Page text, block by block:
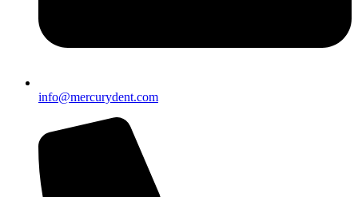
info@mercurydent.com